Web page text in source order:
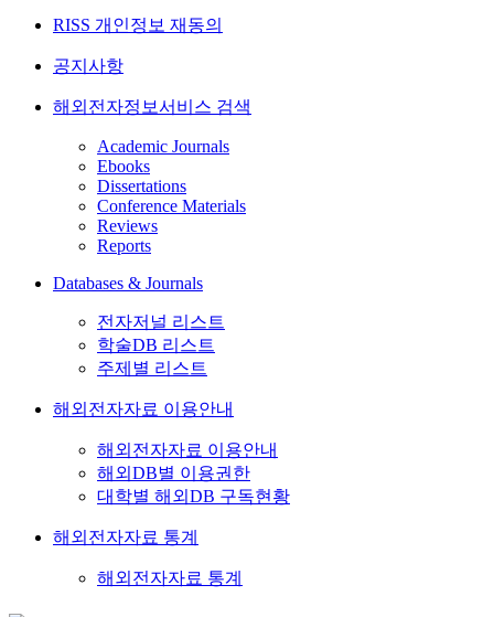
RISS 개인정보 재동의
공지사항
해외전자정보서비스 검색
Academic Journals
Ebooks
Dissertations
Conference Materials
Reviews
Reports
Databases & Journals
전자저널 리스트
학술DB 리스트
주제별 리스트
해외전자자료 이용안내
해외전자자료 이용안내
해외DB별 이용권한
대학별 해외DB 구독현황
해외전자자료 통계
해외전자자료 통계